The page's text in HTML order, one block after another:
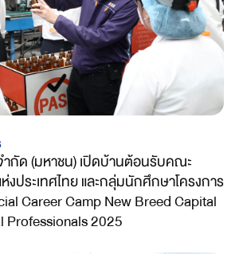
กัด (มหาชน) เปิดบ้านต้อนรับคณะ
ประเทศไทย และกลุ่มนักศึกษาโครงการ
Career Camp New Breed Capital
Professionals 2025